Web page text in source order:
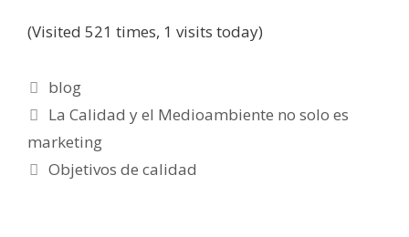
(Visited 521 times, 1 visits today)
blog
La Calidad y el Medioambiente no solo es
marketing
Objetivos de calidad